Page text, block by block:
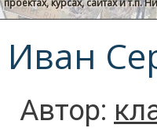
проектах, курсах, сайтах и
Иван
Автор: